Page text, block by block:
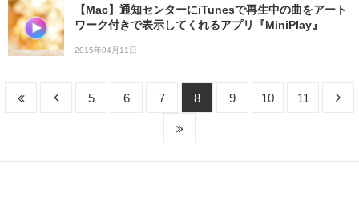
【Mac】通知センターにiTunesで再生中の曲をアート
ワーク付きで表示してくれるアプリ『MiniPlay』
2015年04月11日
5 6 7 8 9 10 11